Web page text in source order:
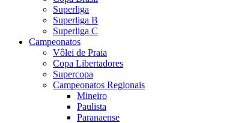
Superliga
Superliga B
Superliga C
Campeonatos
Vôlei de Praia
Copa Libertadores
Supercopa
Campeonatos Regionais
Mineiro
Paulista
Paranaense